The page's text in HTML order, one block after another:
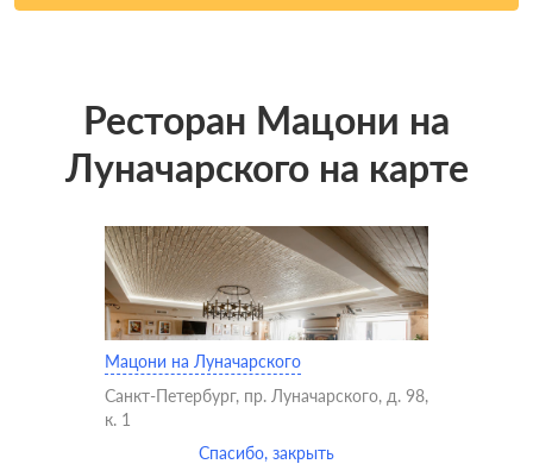
Ресторан Мацони на
Луначарского на карте
Мацони на Луначарского
Санкт-Петербург, пр. Луначарского, д. 98,
к. 1
Спасибо, закрыть